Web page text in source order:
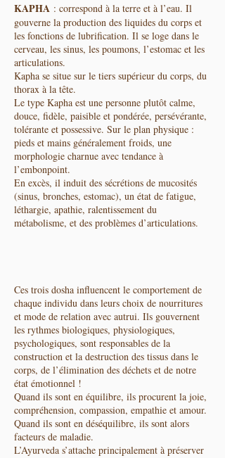
KAPHA : correspond à la terre et à l’eau. Il
gouverne la production des liquides du corps et
les fonctions de lubrification. Il se loge dans le
cerveau, les sinus, les poumons, l’estomac et les
articulations.
Kapha se situe sur le tiers supérieur du corps, du
thorax à la tête.
Le type Kapha est une personne plutôt calme,
douce, fidèle, paisible et pondérée, persévérante,
tolérante et possessive. Sur le plan physique :
pieds et mains généralement froids, une
morphologie charnue avec tendance à
l’embonpoint.
En excès, il induit des sécrétions de mucosités
(sinus, bronches, estomac), un état de fatigue,
léthargie, apathie, ralentissement du
métabolisme, et des problèmes d’articulations.
Ces trois dosha influencent le comportement de
chaque individu dans leurs choix de nourritures
et mode de relation avec autrui. Ils gouvernent
les rythmes biologiques, physiologiques,
psychologiques, sont responsables de la
construction et la destruction des tissus dans le
corps, de l’élimination des déchets et de notre
état émotionnel !
Quand ils sont en équilibre, ils procurent la joie,
compréhension, compassion, empathie et amour.
Quand ils sont en déséquilibre, ils sont alors
facteurs de maladie.
L’Ayurveda s’attache principalement à préserver